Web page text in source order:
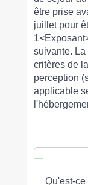
être prise
juillet pour
suivante.
critères de
perception
applicable
Qu'est-